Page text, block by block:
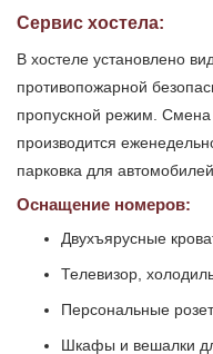
Сервис хостела:
В хостеле установлено
противопожарной
пропускной режим. Смена
производится
парковка для
Оснащение номеров:
Двухъярусные
Телевизор,
Персональные
Шкафы и вешалки